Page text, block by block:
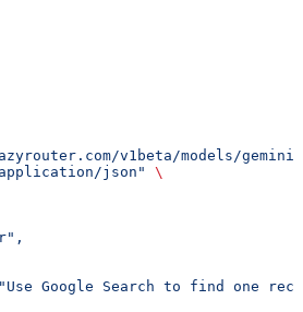
v1beta/models/gemini-
json"
\
Google Search to find one